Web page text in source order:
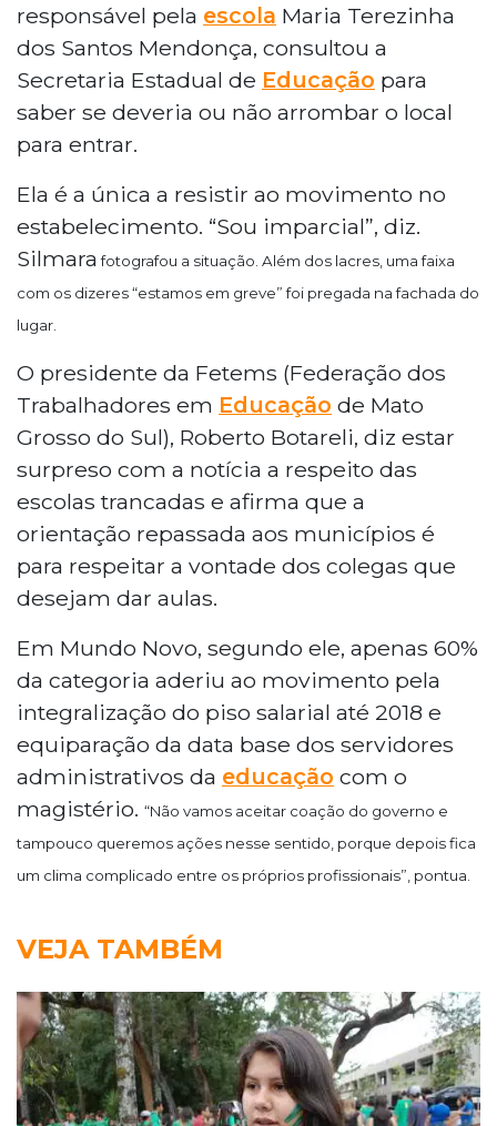
responsável pela escola Maria Terezinha
dos Santos Mendonça, consultou a
Secretaria Estadual de Educação para
saber se deveria ou não arrombar o local
para entrar.
Ela é a única a resistir ao movimento no
estabelecimento. “Sou imparcial”, diz.
Silmara fotografou a situação. Além dos lacres, uma faixa
com os dizeres “estamos em greve” foi pregada na fachada do
lugar.
O presidente da Fetems (Federação dos
Trabalhadores em Educação de Mato
Grosso do Sul), Roberto Botareli, diz estar
surpreso com a notícia a respeito das
escolas trancadas e afirma que a
orientação repassada aos municípios é
para respeitar a vontade dos colegas que
desejam dar aulas.
Em Mundo Novo, segundo ele, apenas 60%
da categoria aderiu ao movimento pela
integralização do piso salarial até 2018 e
equiparação da data base dos servidores
administrativos da educação com o
magistério. “Não vamos aceitar coação do governo e
tampouco queremos ações nesse sentido, porque depois fica
um clima complicado entre os próprios profissionais”, pontua.
VEJA TAMBÉM